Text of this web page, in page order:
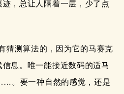
，总让人隔着一层，少了点
猜测算法的，因为它的马赛克
息。唯一能接近数码的适马
。要一种自然的感觉，还是